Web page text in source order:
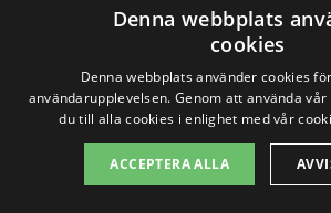
Geografiskt läge:Ibland
transportkostnader
prissättning, så hur nära
städföretaget ligger din
kan spela roll.
Denna webbplats
cookies
Denna webbplats använder cookies
användarupplevelsen. Genom att använda
du till alla cookies i enlighet med vår
ACCEPTERA ALLA